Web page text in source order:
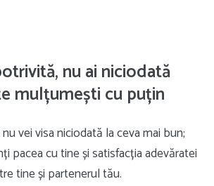
nu ai niciodată
mulțumești cu puțin
vei visa niciodată la ceva mai bun;
pacea cu tine și satisfacția adevăratei
tine și partenerul tău.